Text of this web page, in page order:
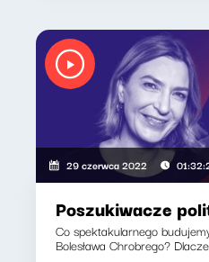
29 czerwca 2022
Poszukiwacze
Co spektakularnego
Bolesława Chrobrego?